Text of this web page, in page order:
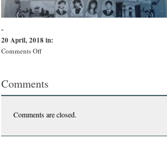
-
20 April, 2018in:
Comments Offon
Comments
Comments are closed.